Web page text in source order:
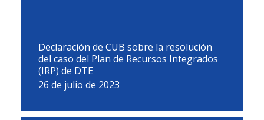
Declaración de CUB sobre la resolución
del caso del Plan de Recursos Integrados
(IRP) de DTE
26 de julio de 2023